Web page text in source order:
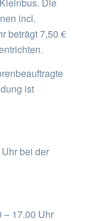
incl.
beträgt 7,50 €
ist
bei der
– 17.00 Uhr